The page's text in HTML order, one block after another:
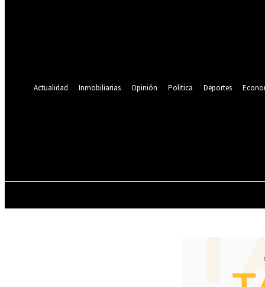
Actualidad
Inmobiliarias Opinión Politica Deportes